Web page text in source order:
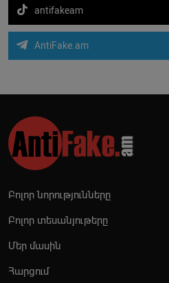
antifakeam
AntiFake.am
Բոլոր նորությունները
Բոլոր տեսանյութերը
Մեր մասին
Հարցում